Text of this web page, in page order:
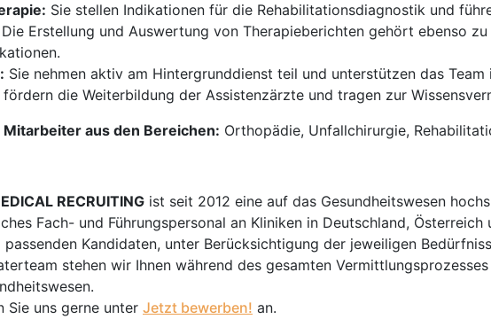
Sie stellen Indikationen für die Rehabilitationsdiagnostik und
Die Erstellung und Auswertung von Therapieberichten gehört ebenso
Sie nehmen aktiv am Hintergrunddienst teil und unterstützen das
fördern die Weiterbildung der Assistenzärzte und tragen zur
aus den Bereichen: Orthopädie, Unfallchirurgie,
RECRUITING ist seit 2012 eine auf das Gesundheitswesen
Fach- und Führungspersonal an Kliniken in Deutschland,
Kandidaten, unter Berücksichtigung der jeweiligen
stehen wir Ihnen während des gesamten
Sie uns gerne unter Jetzt bewerben! an.